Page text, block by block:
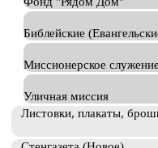
Библейские
Миссионерское
Уличная миссия
Листовки, плакаты,